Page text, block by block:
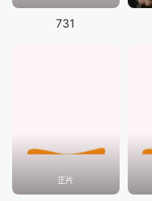
731
正片